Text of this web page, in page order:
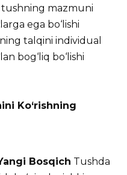
tushning mazmuni
ega bo‘lishi
talqini individual
bog‘liq bo‘lishi
Ko‘rishning
Bosqich Tushda